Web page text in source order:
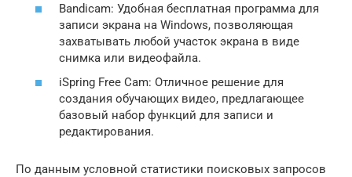
Bandicam: Удобная бесплатная программа для
записи экрана на Windows, позволяющая
захватывать любой участок экрана в виде
снимка или видеофайла.
iSpring Free Cam: Отличное решение для
создания обучающих видео, предлагающее
базовый набор функций для записи и
редактирования.
По данным условной статистики поисковых запросов